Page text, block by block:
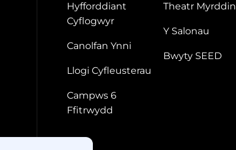
Hyfforddiant
Cyflogwyr
Canolfan Ynni
Llogi Cyfleusterau
Campws 6
Ffitrwydd
Theatr Myrddin
Y Salonau
Bwyty SEED